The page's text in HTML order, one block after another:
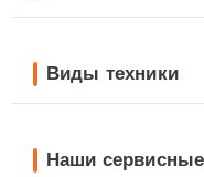
Виды техники
Наши